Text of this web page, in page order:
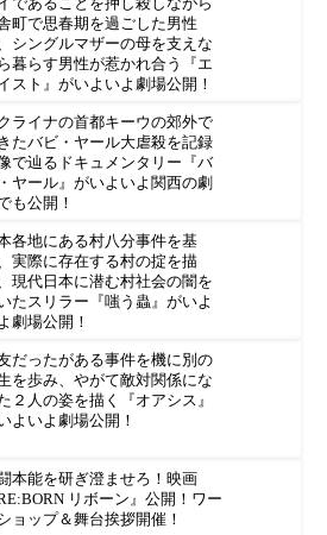
町で思春期を過ごした男性
シングルマザーの母を支えな
暮らす男性が惹かれ合う『エ
スト』がいよいよ劇場公開！
ライナの首都キーウの郊外で
たバビ・ヤール大虐殺を記録
で辿るドキュメンタリー『バ
ヤール』がいよいよ関西の劇
も公開！
各地にある村八分事件を基
実際に存在する村の掟を描
現代日本に潜む村社会の闇を
たスリラー『嗤う蟲』がいよ
劇場公開！
だったがある事件を機に別の
を歩み、やがて敵対関係にな
２人の姿を描く『オアシス』
よいよ劇場公開！
本能を研ぎ澄ませろ！映画
RE:BORN リボーン』公開！ワー
ョップ＆舞台挨拶開催！